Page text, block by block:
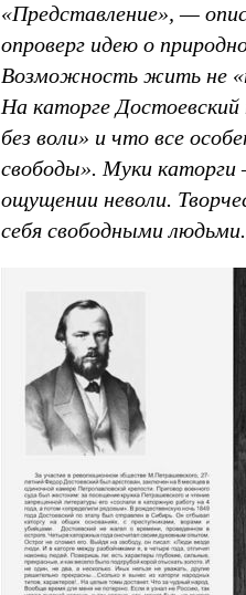
«Представление», —
опроверг идею о
Возможность жить не
На каторге
без воли» и что все
свободы». Муки
ощущении неволи.
себя свободными людьми.